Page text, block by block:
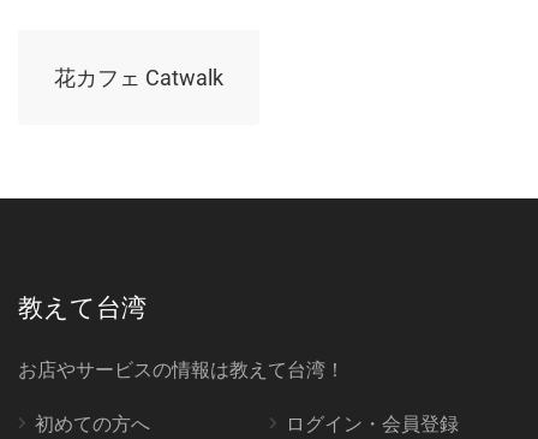
花カフェ Catwalk
教えて台湾
お店やサービスの情報は教えて台湾！
初めての方へ
ログイン・会員登録